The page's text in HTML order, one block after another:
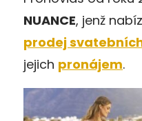
NUANCE, jenž
prodej
jejich pronájem.